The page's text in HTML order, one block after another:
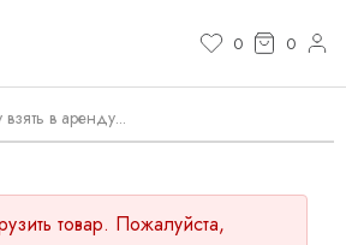
0 0
товар. Пожалуйста,